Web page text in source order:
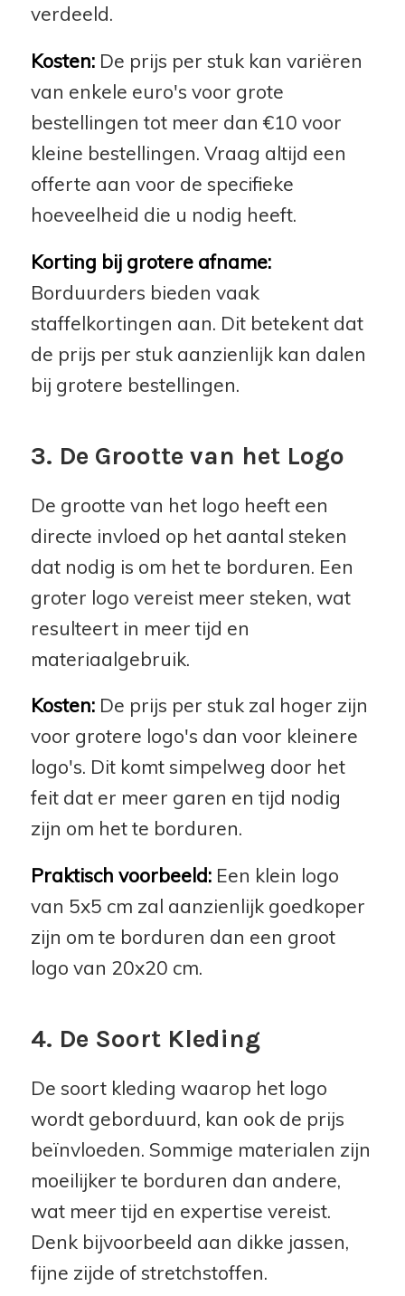
verdeeld.
Kosten:De prijs per stuk kan variëren
van enkele euro's voor grote
bestellingen tot meer dan €10 voor
kleine bestellingen. Vraag altijd een
offerte aan voor de specifieke
hoeveelheid die u nodig heeft.
Korting bij grotere afname:
Borduurders bieden vaak
staffelkortingen aan. Dit betekent dat
de prijs per stuk aanzienlijk kan dalen
bij grotere bestellingen.
3. De Grootte van het Logo
De grootte van het logo heeft een
directe invloed op het aantal steken
dat nodig is om het te borduren. Een
groter logo vereist meer steken, wat
resulteert in meer tijd en
materiaalgebruik.
Kosten:De prijs per stuk zal hoger zijn
voor grotere logo's dan voor kleinere
logo's. Dit komt simpelweg door het
feit dat er meer garen en tijd nodig
zijn om het te borduren.
Praktisch voorbeeld:Een klein logo
van 5x5 cm zal aanzienlijk goedkoper
zijn om te borduren dan een groot
logo van 20x20 cm.
4. De Soort Kleding
De soort kleding waarop het logo
wordt geborduurd, kan ook de prijs
beïnvloeden. Sommige materialen zijn
moeilijker te borduren dan andere,
wat meer tijd en expertise vereist.
Denk bijvoorbeeld aan dikke jassen,
fijne zijde of stretchstoffen.